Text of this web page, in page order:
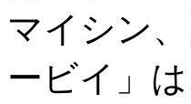
マイシン
ービイ」